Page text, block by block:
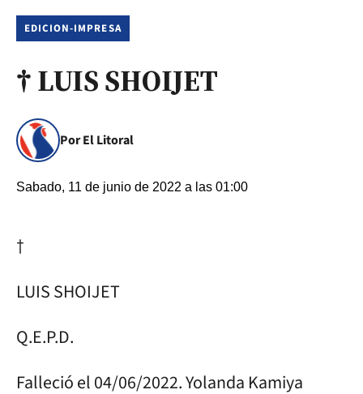
EDICION-IMPRESA
† LUIS SHOIJET
Por El Litoral
Sabado, 11 de junio de 2022 a las 01:00
†
LUIS SHOIJET
Q.E.P.D.
Falleció el 04/06/2022. Yolanda Kamiya